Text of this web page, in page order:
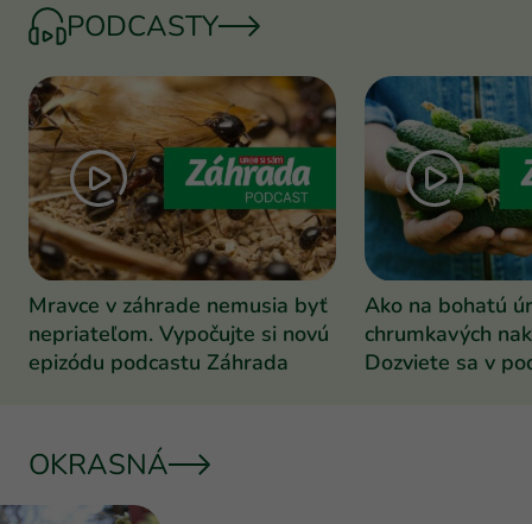
PODCASTY
Mravce v záhrade nemusia byť
nepriateľom. Vypočujte si novú
epizódu podcastu Záhrada
Ako na bohatú
chrumkavých
Dozviete sa v
OKRASNÁ